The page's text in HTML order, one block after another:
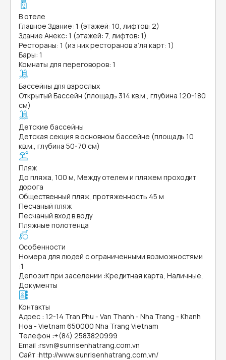
В отеле
Главное Здание: 1 (этажей: 10, лифтов: 2)
Здание Анекс: 1 (этажей: 7, лифтов: 1)
Рестораны: 1 (из них ресторанов а’ля карт: 1)
Бары: 1
Комнаты для переговоров: 1
Бассейны для взрослых
Открытый Бассейн (площадь 314 кв.м., глубина 120-180
см)
Детские бассейны
Детская секция в основном бассейне (площадь 10
кв.м., глубина 50-70 см)
Пляж
До пляжа, 100 м, Между отелем и пляжем проходит
дорога
Общественный пляж, протяженность 45 м
Песчаный пляж
Песчаный вход в воду
Пляжные полотенца
Особенности
Номера для людей с ограниченными возможностями
:1
Депозит при заселении :Кредитная карта, Наличные,
Документы
Контакты
Адрес : 12-14 Tran Phu - Van Thanh - Nha Trang - Khanh
Hoa - Vietnam 650000 Nha Trang Vietnam
Телефон :+(84) 2583820999
Email :rsvn@sunrisenhatrang.com.vn
Сайт :http://www.sunrisenhatrang.com.vn/